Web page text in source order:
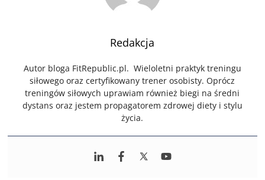
Redakcja
Autor bloga FitRepublic.pl. Wieloletni praktyk treningu
siłowego oraz certyfikowany trener osobisty. Oprócz
treningów siłowych uprawiam również biegi na średni
dystans oraz jestem propagatorem zdrowej diety i stylu
życia.